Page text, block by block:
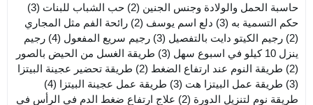
حاسبة الحمل والولادة وجنس الجنين (2) حب الشباب للبنات (3)
حكم التسمية به (3) دلع اسم يوسف (2)
رائحة الفم مثل المجاري
(2)
رجيم الكيتو دايت بالتفصيل (3) رجيم سريع المفعول (4)
رجيم
ينزل 10 كيلو في اسبوع سهل
(3)
طريقة الغسل من الحيض بالصور
(2)
طريقة النوم عند ارتفاع الضغط (2)
طريقة تحضير عجينة البيتزا
(3)
طريقة عمل البيتزا هت (3) طريقة عمل عجينة البيتزا (4)
طريقة نوم لتنزيل الدورة (2) علاج ارتفاع ضغط الدم في الرأس في